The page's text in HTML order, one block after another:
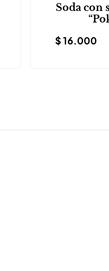
Soda con
$16.000